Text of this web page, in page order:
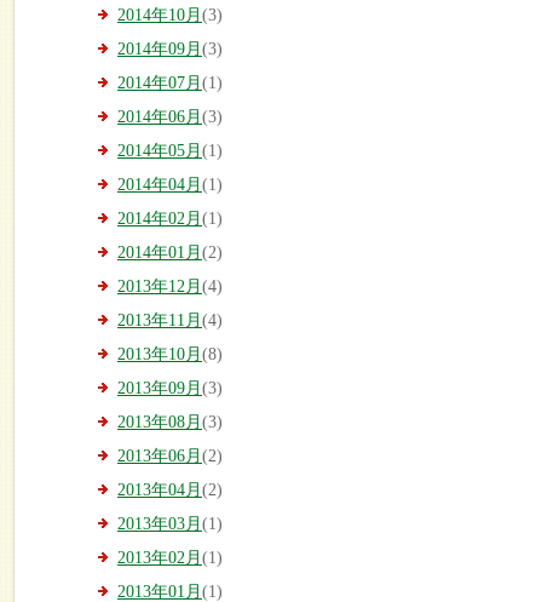
2014年10月 (3)
2014年09月 (3)
2014年07月 (1)
2014年06月 (3)
2014年05月 (1)
2014年04月 (1)
2014年02月 (1)
2014年01月 (2)
2013年12月 (4)
2013年11月 (4)
2013年10月 (8)
2013年09月 (3)
2013年08月 (3)
2013年06月 (2)
2013年04月 (2)
2013年03月 (1)
2013年02月 (1)
2013年01月 (1)